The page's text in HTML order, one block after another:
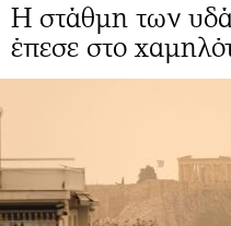
Η στάθμη των
έπεσε στο